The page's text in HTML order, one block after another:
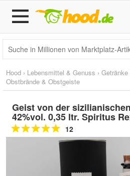
Hood › Lebensmittel & Genuss ›
Obstbrände & Obstgeiste
Geist von der
42%vol. 0,35 ltr. Spiritus
12